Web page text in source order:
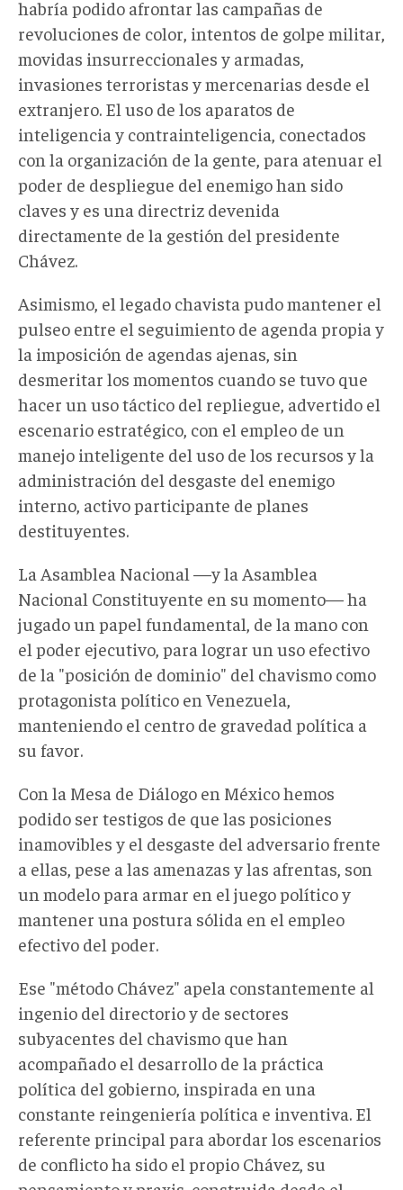
habría podido afrontar las campañas de
revoluciones de color, intentos de golpe militar,
movidas insurreccionales y armadas,
invasiones terroristas y mercenarias desde el
extranjero. El uso de los aparatos de
inteligencia y contrainteligencia, conectados
con la organización de la gente, para atenuar el
poder de despliegue del enemigo han sido
claves y es una directriz devenida
directamente de la gestión del presidente
Chávez.
Asimismo, el legado chavista pudo mantener el
pulseo entre el seguimiento de agenda propia y
la imposición de agendas ajenas, sin
desmeritar los momentos cuando se tuvo que
hacer un uso táctico del repliegue, advertido el
escenario estratégico, con el empleo de un
manejo inteligente del uso de los recursos y la
administración del desgaste del enemigo
interno, activo participante de planes
destituyentes.
La Asamblea Nacional —y la Asamblea
Nacional Constituyente en su momento— ha
jugado un papel fundamental, de la mano con
el poder ejecutivo, para lograr un uso efectivo
de la "posición de dominio" del chavismo como
protagonista político en Venezuela,
manteniendo el centro de gravedad política a
su favor.
Con la Mesa de Diálogo en México hemos
podido ser testigos de que las posiciones
inamovibles y el desgaste del adversario frente
a ellas, pese a las amenazas y las afrentas, son
un modelo para armar en el juego político y
mantener una postura sólida en el empleo
efectivo del poder.
Ese "método Chávez" apela constantemente al
ingenio del directorio y de sectores
subyacentes del chavismo que han
acompañado el desarrollo de la práctica
política del gobierno, inspirada en una
constante reingeniería política e inventiva. El
referente principal para abordar los escenarios
de conflicto ha sido el propio Chávez, su